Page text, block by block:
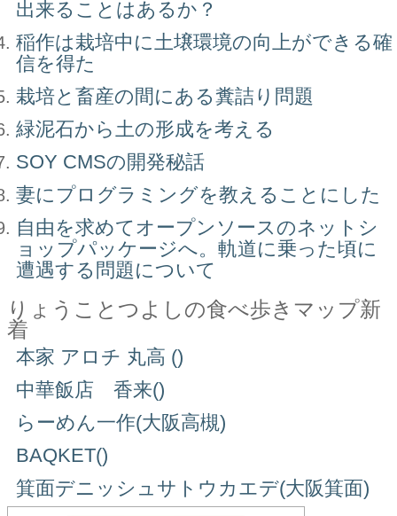
出来ることはあるか？
稲作は栽培中に土壌環境の向上ができる確
信を得た
栽培と畜産の間にある糞詰り問題
緑泥石から土の形成を考える
SOY CMSの開発秘話
妻にプログラミングを教えることにした
自由を求めてオープンソースのネットシ
ョップパッケージへ。軌道に乗った頃に
遭遇する問題について
りょうことつよしの食べ歩きマップ新
着
本家 アロチ 丸高 ()
中華飯店 香来()
らーめん一作(大阪高槻)
BAQKET()
箕面デニッシュサトウカエデ(大阪箕面)